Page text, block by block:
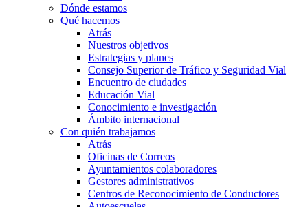
Dónde estamos
Qué hacemos
Atrás
Nuestros objetivos
Estrategias y planes
Consejo Superior de Tráfico y Seguridad Vial
Encuentro de ciudades
Educación Vial
Conocimiento e investigación
Ámbito internacional
Con quién trabajamos
Atrás
Oficinas de Correos
Ayuntamientos colaboradores
Gestores administrativos
Centros de Reconocimiento de Conductores